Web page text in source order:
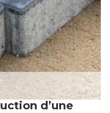
d’une